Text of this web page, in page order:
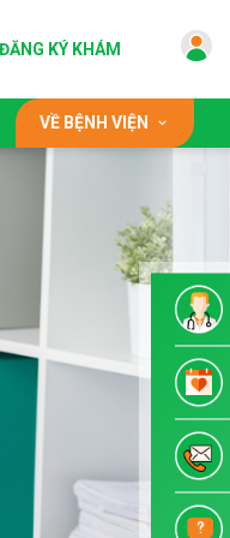
ĐĂNG KÝ KHÁM
VỀ BỆNH VIỆN
Đội ngũ bác sĩ
Chỉ đạo tuyến & Đào tạo
Danh mục dịch vụ kỹ thuật
Tuyển dụng